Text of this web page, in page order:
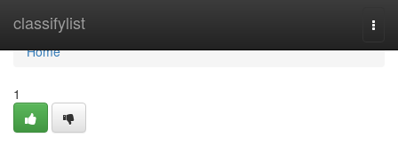
classifylist
Home
Home
1